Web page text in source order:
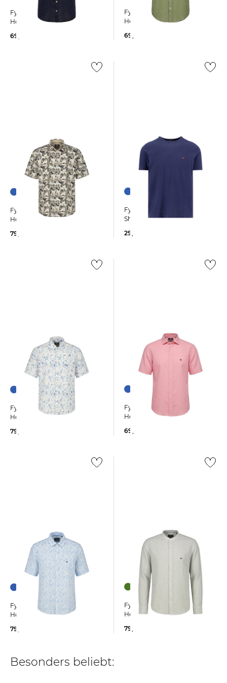
Fynch-Hatton | Herren
Hemd aus Leinenmix
69,99 €
Fynch-Hatton | Herren
Hemd aus Leinenmix
69,99 €
Fynch-Hatton | Herren
Hemd aus Leinenmix
79,99 €
Fynch-Hatton | Herren T-
Shirt aus Baumwolle
29,99 €
Fynch-Hatton | Herren
Hemd aus Leinenmix
79,99 €
Fynch-Hatton | Herren
Hemd aus Leinenmix
69,99 €
Fynch-Hatton | Herren
Hemd aus Leinenmix
79,99 €
Fynch-Hatton | Herren
Hemd aus Leinen
79,99 €
Besonders beliebt: